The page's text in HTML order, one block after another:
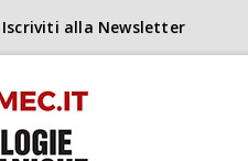
Iscriviti alla Newsletter